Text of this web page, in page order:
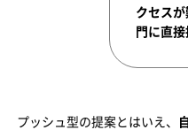
クセス
門に直接
プッシュ型の提案とはいえ、